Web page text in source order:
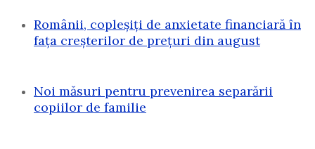
Românii, copleșiți de anxietate financiară în
fața creșterilor de prețuri din august
Noi măsuri pentru prevenirea separării
copiilor de familie